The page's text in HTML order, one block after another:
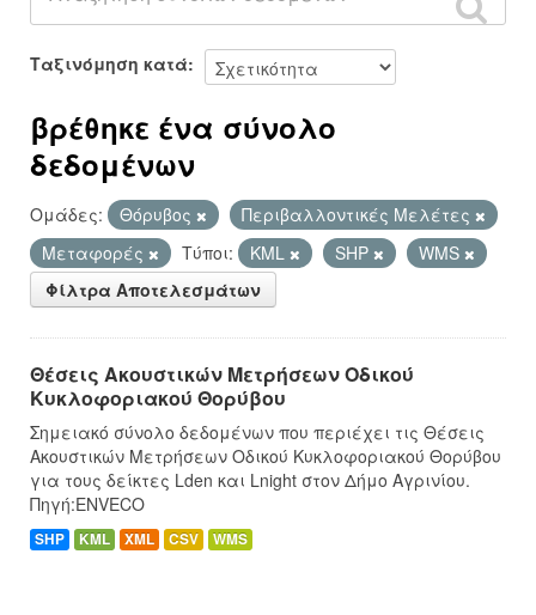
Σχετικά
Ταξινόμηση κατά
βρέθηκε ένα σύνολο
δεδομένων
Ομάδες: Θόρυβος
Περιβαλλοντικές Μελέτες
Μεταφορές
Τύποι: KML SHP
WMS
Φίλτρα Αποτελεσμάτων
Θέσεις Ακουστικών Μετρήσεων Οδικού
Κυκλοφοριακού Θορύβου
Σημειακό σύνολο δεδομένων που περιέχει τις Θέσεις
Ακουστικών Μετρήσεων Οδικού Κυκλοφοριακού Θορύβου
για τους δείκτες Lden και Lnight στον Δήμο Αγρινίου.
Πηγή:ENVECO
SHP KML XML CSV WMS